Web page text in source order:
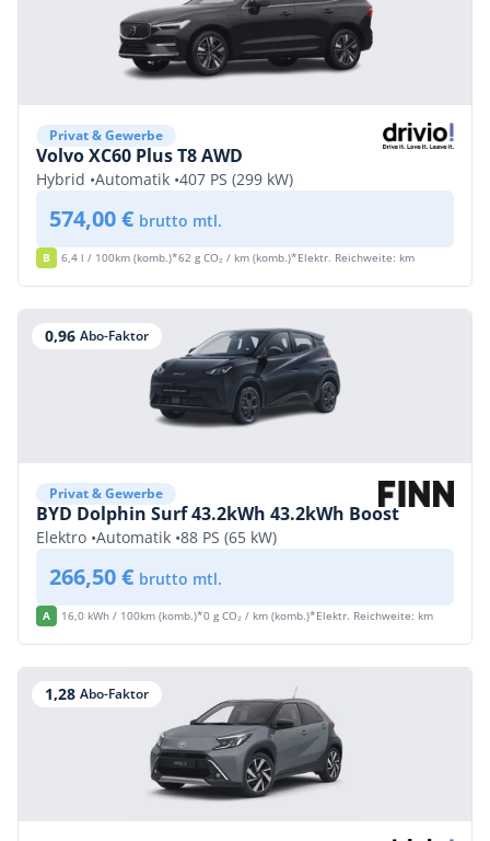
Privat & Gewerbe
Volvo XC60 Plus T8 AWD
Hybrid •Automatik •407 PS (299 kW)
574,00 € brutto mtl.
B 6,4 l / 100km (komb.)*62 g CO₂ / km (komb.)*Elektr. Reichweite: km
0,96 Abo-Faktor
Privat & Gewerbe
BYD Dolphin Surf 43.2kWh 43.2kWh Boost
Elektro •Automatik •88 PS (65 kW)
266,50 € brutto mtl.
A 16,0 kWh / 100km (komb.)*0 g CO₂ / km (komb.)*Elektr. Reichweite: km
1,28 Abo-Faktor